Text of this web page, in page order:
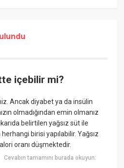
içebilir mi?
Ancak diyabet ya da insülin
olmadığından emin olmanız
belirtilen yağsız süt ile
birisi yapılabilir. Yağsız
oranı düşmektedir.
Cevabın tamamını burada okuyun: